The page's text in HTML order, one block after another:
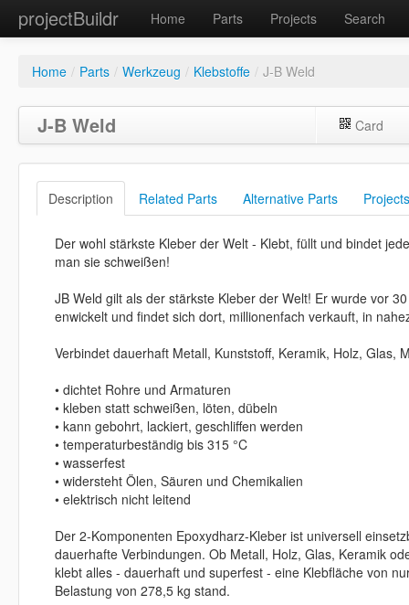
projectBuildr Home Parts Projects Search
Home / Parts / Werkzeug / Klebstoffe / J-B Weld
J-B Weld Card
Description Related Parts Alternative Parts Projects
Der wohl stärkste Kleber der Welt - Klebt, füllt und bindet
man sie schweißen!
JB Weld gilt als der stärkste Kleber der Welt! Er wurde vor
enwickelt und findet sich dort, millionenfach verkauft, in
Verbindet dauerhaft Metall, Kunststoff, Keramik, Holz, Glas,
• dichtet Rohre und Armaturen
• kleben statt schweißen, löten, dübeln
• kann gebohrt, lackiert, geschliffen werden
• temperaturbeständig bis 315 °C
• wasserfest
• widersteht Ölen, Säuren und Chemikalien
• elektrisch nicht leitend
Der 2-Komponenten Epoxydharz-Kleber ist universell
dauerhafte Verbindungen. Ob Metall, Holz, Glas, Keramik
klebt alles - dauerhaft und superfest - eine Klebfläche von
Belastung von 278,5 kg stand.